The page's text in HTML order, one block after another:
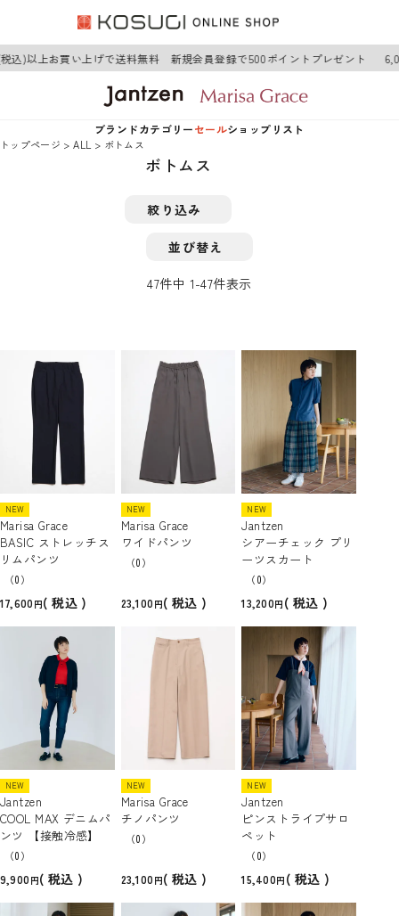
)以上お買い上げで送料無料 新規会員登録で500ポイントプレゼント
ブランドカテゴリー
グッズ
セールショップリスト
トップページ ALL ボトムス
ボトムス
絞り込み
並び替え
47件中 1-47件表示
NEW
Marisa Grace
BASIC ストレッチス
リムパンツ
（0）
17,600 税込
NEW
Marisa Grace
ワイドパンツ
（0）
23,100 税込
NEW
Jantzen
シアーチェック プリ
ーツスカート
（0）
13,200 税込
NEW
Jantzen
COOL MAX デニムパ
ンツ 【接触冷感】
（0）
9,900 税込
NEW
Marisa Grace
チノパンツ
（0）
23,100 税込
NEW
Jantzen
ピンストライプサロ
ペット
（0）
15,400 税込